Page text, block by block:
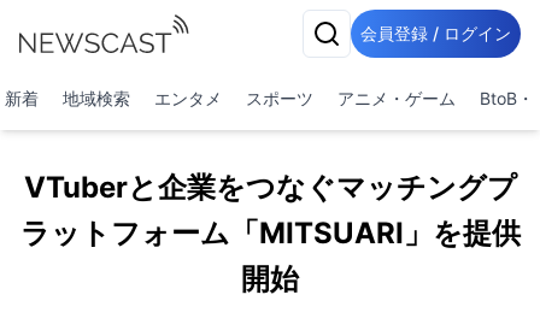
会員登録 / ログイン
新着 地域検索 エンタメ スポーツ アニメ・ゲーム BtoB・
VTuberと企業をつなぐマッチングプ
ラットフォーム「MITSUARI」を提供
開始